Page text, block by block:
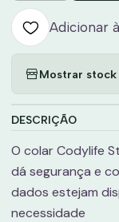
Adicionar
Mostrar
DESCRIÇÃO
O colar Codylife
dá segurança e
dados estejam
necessidade